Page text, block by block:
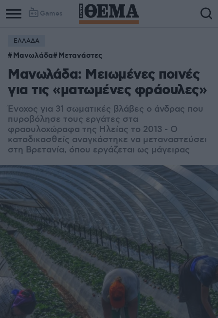
Games
ΕΛΛΑΔΑ
Μανωλάδα Μετανάστες
Μανωλάδα: Μειωμένες ποινές
για τις «ματωμένες φράουλες»
Ένοχος για 31 σωματικές βλάβες ο άνδρας που
πυροβόλησε τους εργάτες στα
φραουλοχώραφα της Ηλείας το 2013 - Ο
καταδικασθείς αναγκάστηκε να μεταναστεύσει
στη Βρετανία, όπου εργάζεται ως μάγειρας